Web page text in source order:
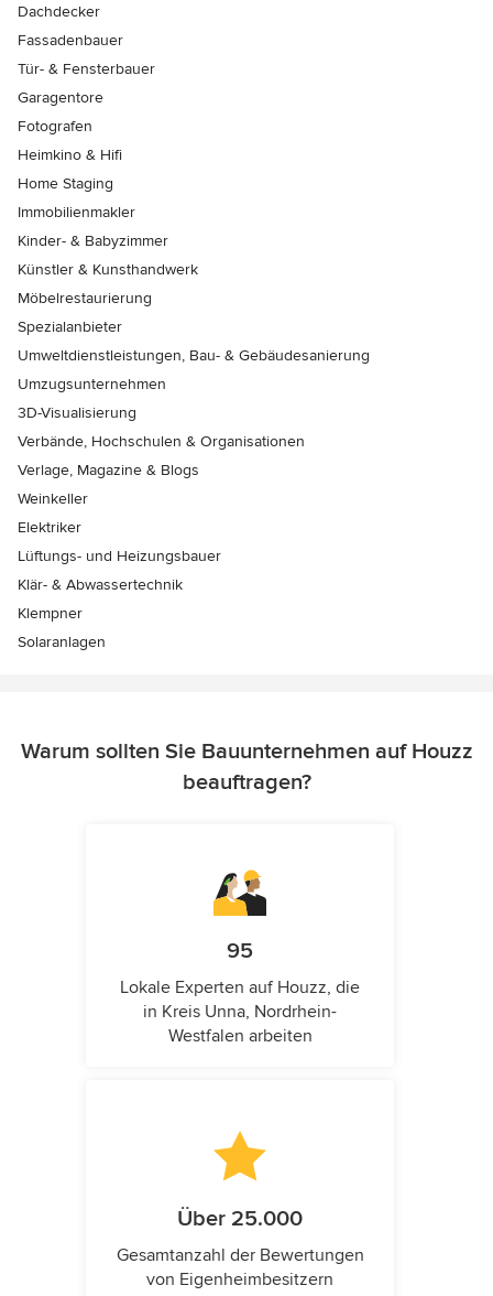
Dachdecker
Fassadenbauer
Tür- & Fensterbauer
Garagentore
Fotografen
Heimkino & Hifi
Home Staging
Immobilienmakler
Kinder- & Babyzimmer
Künstler & Kunsthandwerk
Möbelrestaurierung
Spezialanbieter
Umweltdienstleistungen, Bau- & Gebäudesanierung
Umzugsunternehmen
3D-Visualisierung
Verbände, Hochschulen & Organisationen
Verlage, Magazine & Blogs
Weinkeller
Elektriker
Lüftungs- und Heizungsbauer
Klär- & Abwassertechnik
Klempner
Solaranlagen
Warum sollten Sie Bauunternehmen auf Houzz
beauftragen?
95
Lokale Experten auf Houzz, die
in Kreis Unna, Nordrhein-
Westfalen arbeiten
Über 25.000
Gesamtanzahl der Bewertungen
von Eigenheimbesitzern